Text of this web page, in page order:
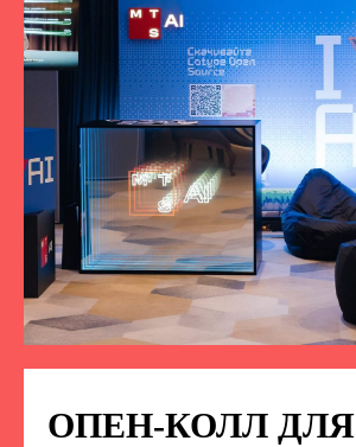
ОПЕН-КОЛЛ ДЛЯ
НА НАС В СОЦСЕТЯХ